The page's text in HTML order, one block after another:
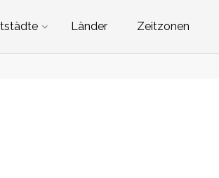
Länder Zeitzonen